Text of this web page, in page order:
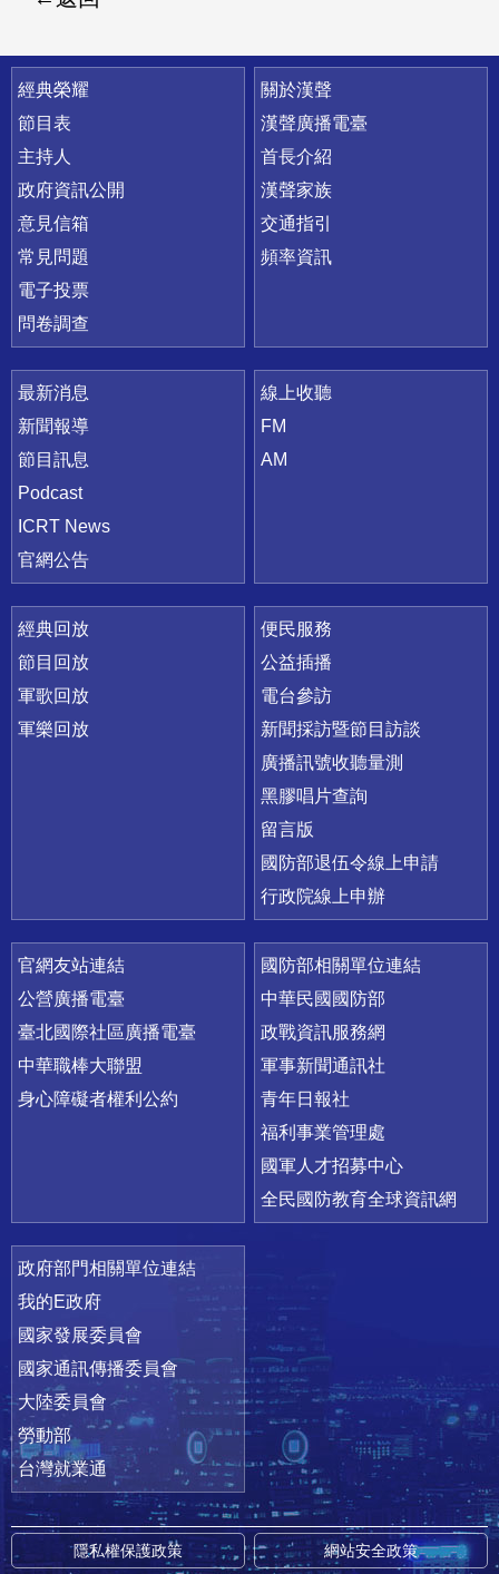
快速連結
經典榮耀
節目表
主持人
政府資訊公開
意見信箱
常見問題
電子投票
問卷調查
關於漢聲
漢聲廣播電臺
首長介紹
漢聲家族
交通指引
頻率資訊
最新消息
新聞報導
節目訊息
Podcast
ICRT News
官網公告
線上收聽
FM
AM
經典回放
節目回放
軍歌回放
軍樂回放
便民服務
公益插播
電台參訪
新聞採訪暨節目訪談
廣播訊號收聽量測
黑膠唱片查詢
留言版
國防部退伍令線上申請
行政院線上申辦
官網友站連結
公營廣播電臺
臺北國際社區廣播電臺
中華職棒大聯盟
身心障礙者權利公約
國防部相關單位連結
中華民國國防部
政戰資訊服務網
軍事新聞通訊社
青年日報社
福利事業管理處
國軍人才招募中心
全民國防教育全球資訊網
政府部門相關單位連結
我的E政府
國家發展委員會
國家通訊傳播委員會
大陸委員會
勞動部
台灣就業通
隱私權保護政策 網站安全政策